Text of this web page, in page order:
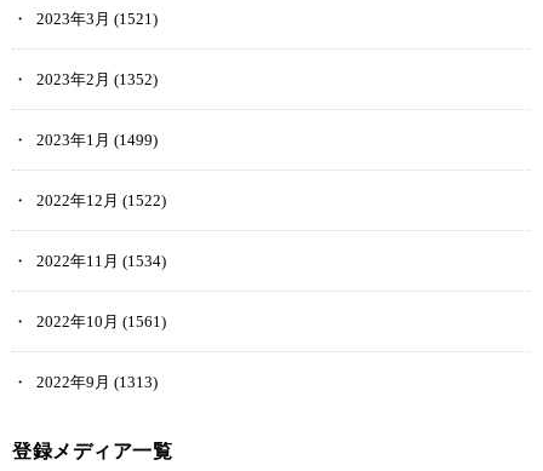
2023年3月 (1521)
2023年2月 (1352)
2023年1月 (1499)
2022年12月 (1522)
2022年11月 (1534)
2022年10月 (1561)
2022年9月 (1313)
登録メディア一覧